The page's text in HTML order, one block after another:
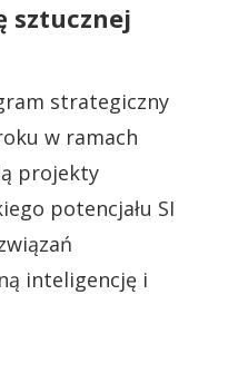
sztucznej
strategiczny
w ramach
projekty
potencjału SI
inteligencję i